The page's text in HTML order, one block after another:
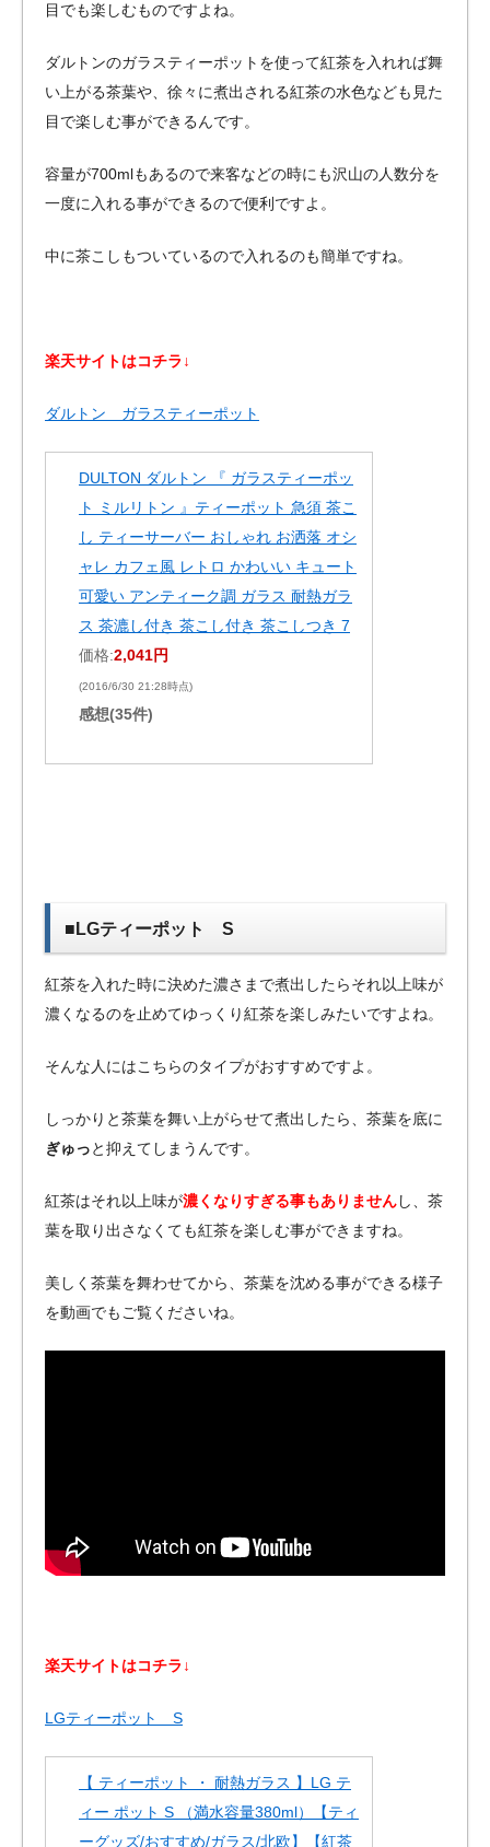
目でも楽しむものですよね。
ダルトンのガラスティーポットを使って紅茶を入れれば舞
い上がる茶葉や、徐々に煮出される紅茶の水色なども見た
目で楽しむ事ができるんです。
容量が700mlもあるので来客などの時にも沢山の人数分を
一度に入れる事ができるので便利ですよ。
中に茶こしもついているので入れるのも簡単ですね。
楽天サイトはコチラ↓
ダルトン ガラスティーポット
DULTON ダルトン 『 ガラスティーポッ
ト ミルリトン 』ティーポット 急須 茶こ
し ティーサーバー おしゃれ お洒落 オシ
ャレ カフェ風 レトロ かわいい キュート
可愛い アンティーク調 ガラス 耐熱ガラ
ス 茶漉し付き 茶こし付き 茶こしつき 7
価格:2,041円
(2016/6/30 21:28時点)
感想(35件)
■LGティーポット S
紅茶を入れた時に決めた濃さまで煮出したらそれ以上味が
濃くなるのを止めてゆっくり紅茶を楽しみたいですよね。
そんな人にはこちらのタイプがおすすめですよ。
しっかりと茶葉を舞い上がらせて煮出したら、茶葉を底に
ぎゅっと抑えてしまうんです。
紅茶はそれ以上味が濃くなりすぎる事もありませんし、茶
葉を取り出さなくても紅茶を楽しむ事ができますね。
美しく茶葉を舞わせてから、茶葉を沈める事ができる様子
を動画でもご覧くださいね。
楽天サイトはコチラ↓
LGティーポット S
【 ティーポット ・ 耐熱ガラス 】LG テ
ィー ポット S （満水容量380ml）【ティ
ーグッズ/おすすめ/ガラス/北欧】【紅茶